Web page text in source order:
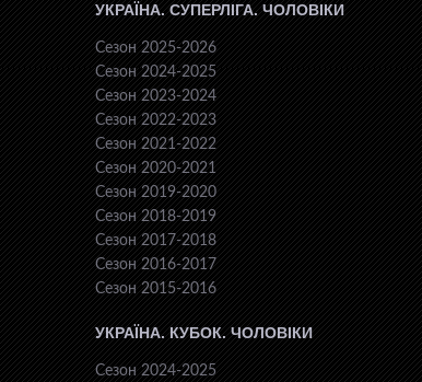
УКРАЇНА. СУПЕРЛІГА. ЧОЛОВІКИ
Сезон 2025-2026
Сезон 2024-2025
Сезон 2023-2024
Сезон 2022-2023
Сезон 2021-2022
Сезон 2020-2021
Сезон 2019-2020
Сезон 2018-2019
Сезон 2017-2018
Сезон 2016-2017
Сезон 2015-2016
УКРАЇНА. КУБОК. ЧОЛОВІКИ
Сезон 2024-2025